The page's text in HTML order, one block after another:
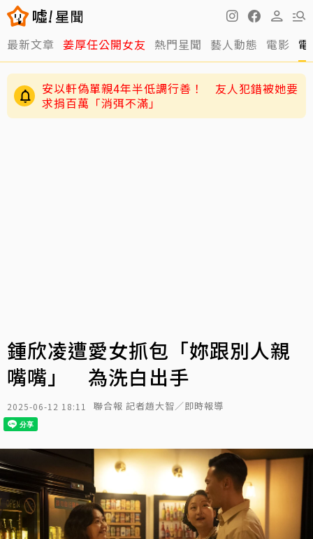
最新文章 姜厚任公開女友 熱門星聞 藝人動態 電影
安以軒偽單親4年半低調行善！ 友人犯錯被她要
求捐百萬「消弭不滿」
鍾欣凌遭愛女抓包「妳跟別人親
嘴嘴」 為洗白出手
2025-06-12 18:11 聯合報 記者趙大智／即時報導